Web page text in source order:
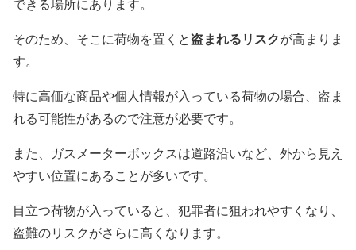
そのため、そこに荷物を置くと盗まれるリスクが高まりま
す。
特に高価な商品や個人情報が入っている荷物の場合、盗ま
れる可能性があるので注意が必要です。
また、ガスメーターボックスは道路沿いなど、外から見え
やすい位置にあることが多いです。
目立つ荷物が入っていると、犯罪者に狙われやすくなり、
盗難のリスクがさらに高くなります。